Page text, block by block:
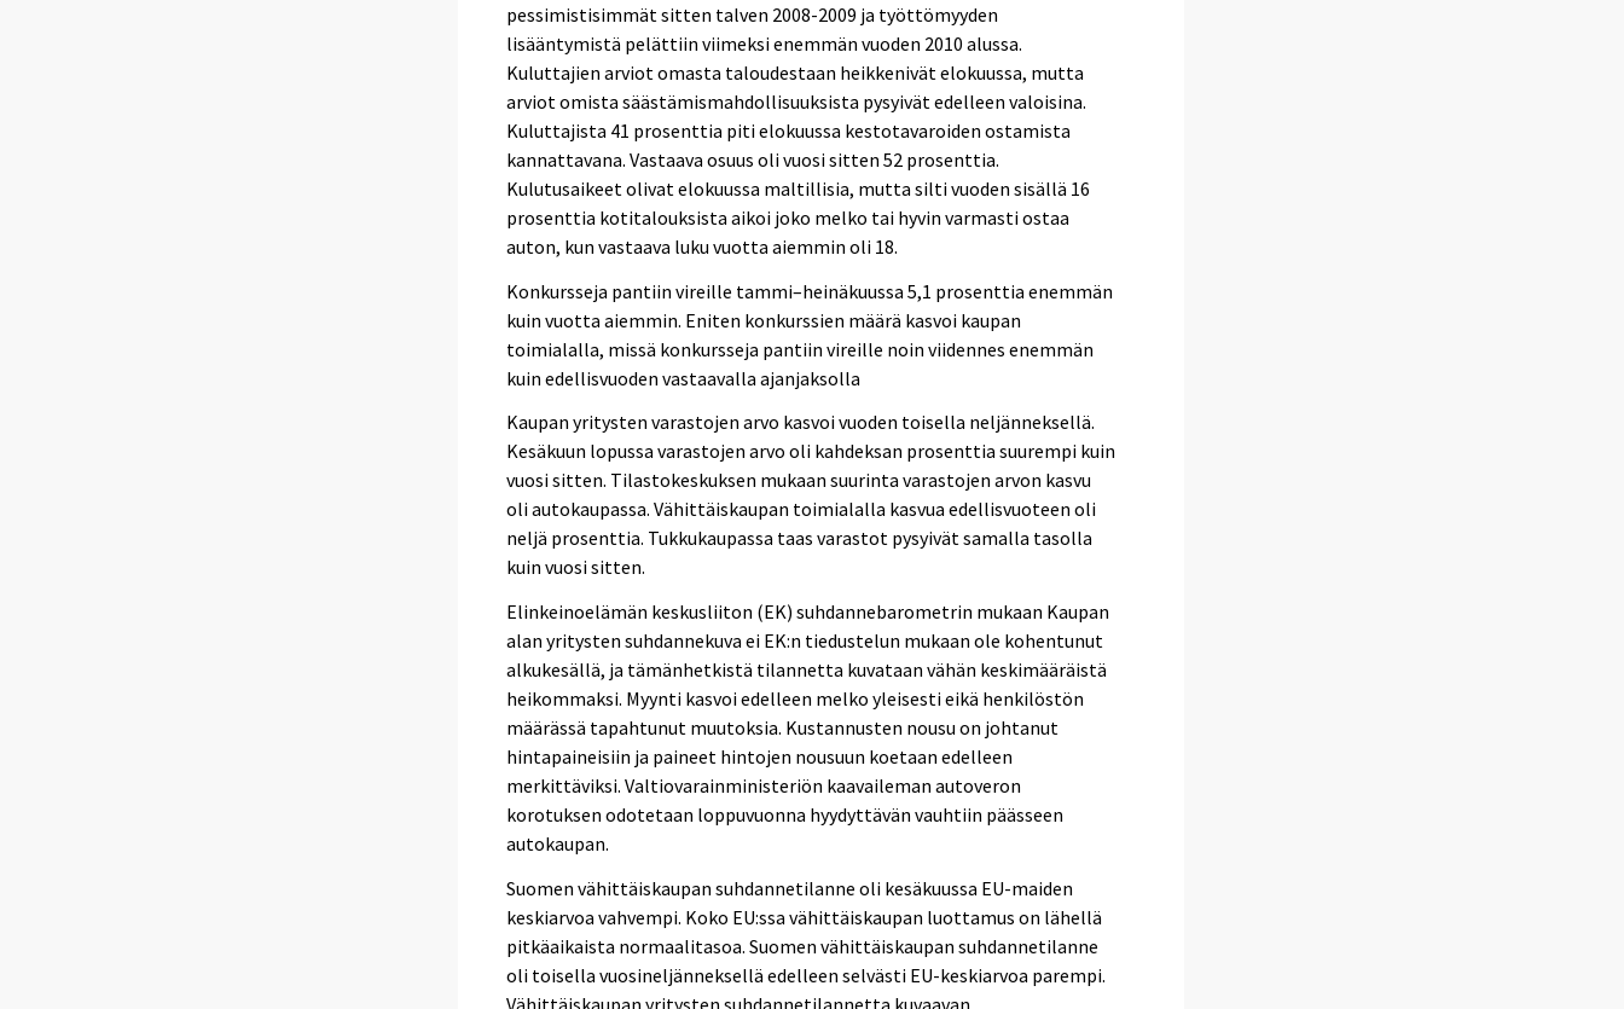
pessimistisimmät sitten talven 2008-2009 ja työttömyyden
lisääntymistä pelättiin viimeksi enemmän vuoden 2010 alussa.
Kuluttajien arviot omasta taloudestaan heikkenivät elokuussa, mutta
arviot omista säästämismahdollisuuksista pysyivät edelleen valoisina.
Kuluttajista 41 prosenttia piti elokuussa kestotavaroiden ostamista
kannattavana. Vastaava osuus oli vuosi sitten 52 prosenttia.
Kulutusaikeet olivat elokuussa maltillisia, mutta silti vuoden sisällä 16
prosenttia kotitalouksista aikoi joko melko tai hyvin varmasti ostaa
auton, kun vastaava luku vuotta aiemmin oli 18.
Konkursseja pantiin vireille tammi–heinäkuussa 5,1 prosenttia enemmän
kuin vuotta aiemmin. Eniten konkurssien määrä kasvoi kaupan
toimialalla, missä konkursseja pantiin vireille noin viidennes enemmän
kuin edellisvuoden vastaavalla ajanjaksolla
Kaupan yritysten varastojen arvo kasvoi vuoden toisella neljänneksellä.
Kesäkuun lopussa varastojen arvo oli kahdeksan prosenttia suurempi kuin
vuosi sitten. Tilastokeskuksen mukaan suurinta varastojen arvon kasvu
oli autokaupassa. Vähittäiskaupan toimialalla kasvua edellisvuoteen oli
neljä prosenttia. Tukkukaupassa taas varastot pysyivät samalla tasolla
kuin vuosi sitten.
Elinkeinoelämän keskusliiton (EK) suhdannebarometrin mukaan Kaupan
alan yritysten suhdannekuva ei EK:n tiedustelun mukaan ole kohentunut
alkukesällä, ja tämänhetkistä tilannetta kuvataan vähän keskimääräistä
heikommaksi. Myynti kasvoi edelleen melko yleisesti eikä henkilöstön
määrässä tapahtunut muutoksia. Kustannusten nousu on johtanut
hintapaineisiin ja paineet hintojen nousuun koetaan edelleen
merkittäviksi. Valtiovarainministeriön kaavaileman autoveron
korotuksen odotetaan loppuvuonna hyydyttävän vauhtiin päässeen
autokaupan.
Suomen vähittäiskaupan suhdannetilanne oli kesäkuussa EU-maiden
keskiarvoa vahvempi. Koko EU:ssa vähittäiskaupan luottamus on lähellä
pitkäaikaista normaalitasoa. Suomen vähittäiskaupan suhdannetilanne
oli toisella vuosineljänneksellä edelleen selvästi EU-keskiarvoa parempi.
Vähittäiskaupan yritysten suhdannetilannetta kuvaavan